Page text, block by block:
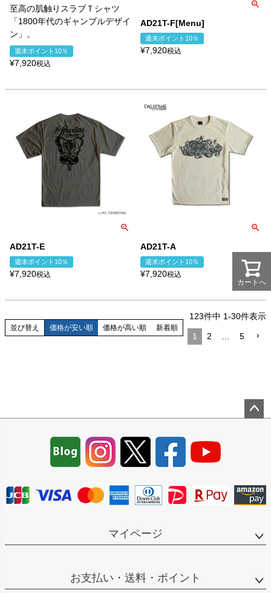
至高の肌触りスラブＴシャツ
「1800年代のギャンブルデザイ
ン」。
週末ポイント10％
¥7,920税込
AD21T-F[Menu]
週末ポイント10％
¥7,920税込
AD21T-E
週末ポイント10％
¥7,920税込
AD21T-A
週末ポイント10％
¥7,920税込
並び替え 価格が安い順 価格が高い順 新着順
123件中 1-30件表示
1 2 5
カートへ
マイページ
お支払い・送料・ポイント